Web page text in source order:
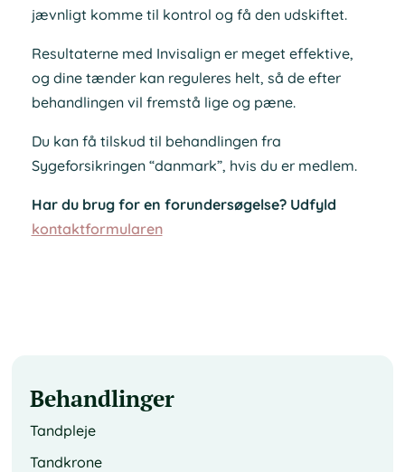
jævnligt komme til kontrol og få den udskiftet.
Resultaterne med Invisalign er meget effektive,
og dine tænder kan reguleres helt, så de efter
behandlingen vil fremstå lige og pæne.
Du kan få tilskud til behandlingen fra
Sygeforsikringen “danmark”, hvis du er medlem.
Har du brug for en forundersøgelse? Udfyld
kontaktformularen
Behandlinger
Tandpleje
Tandkrone